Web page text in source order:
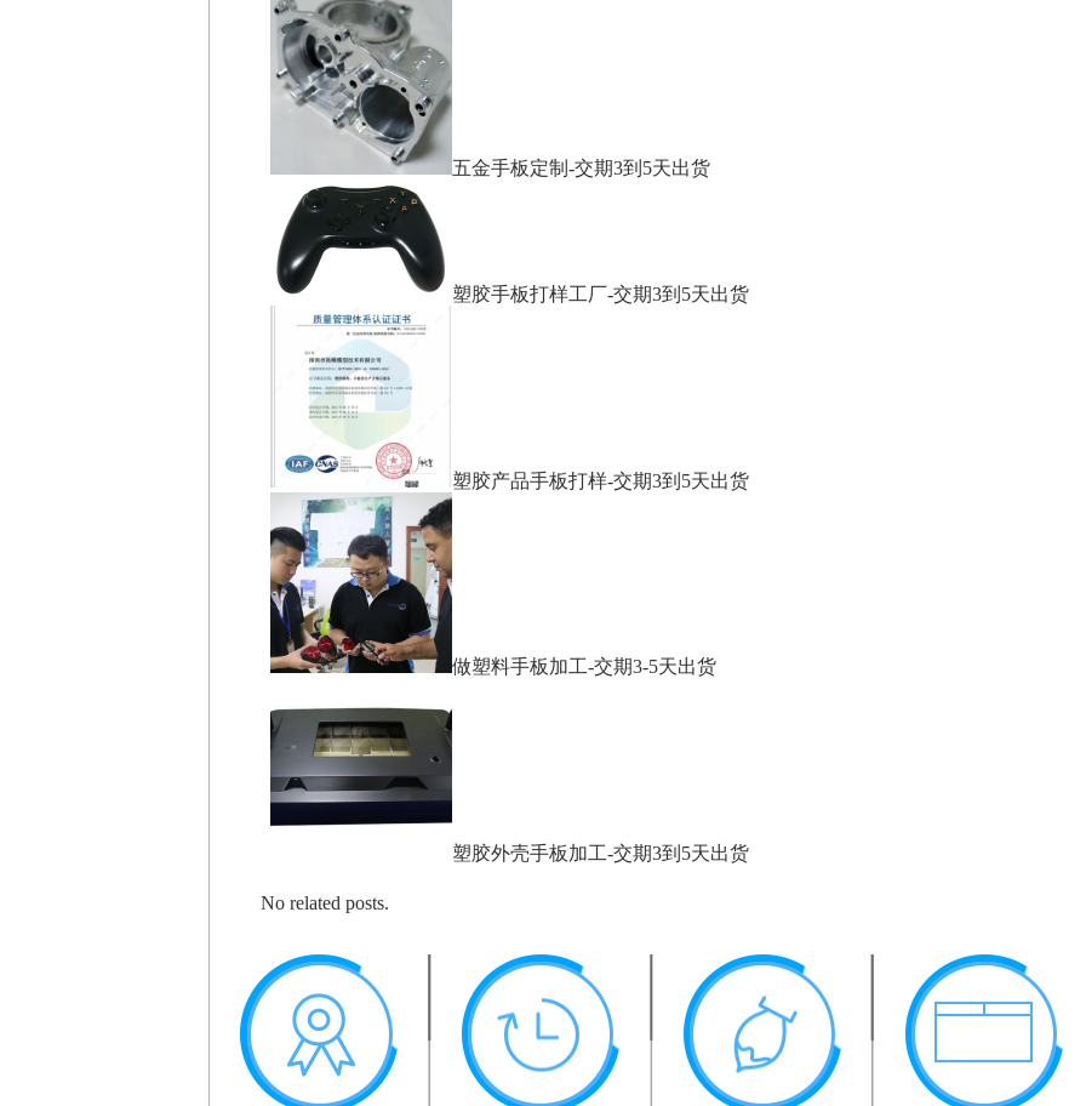
五金手板定制-交期3到5天出货
塑胶手板打样工厂-交期3到5天出货
塑胶产品手板打样-交期3到5天出货
做塑料手板加工-交期3-5天出货
塑胶外壳手板加工-交期3到5天出货
No related posts.